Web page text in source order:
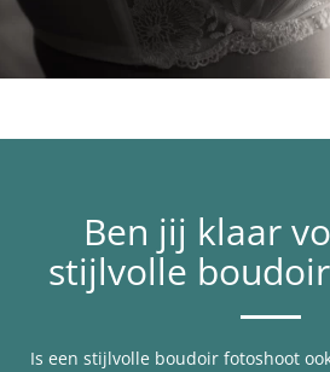
Ben jij klaar
stijlvolle
Is een stijlvolle boudoir fotoshoot